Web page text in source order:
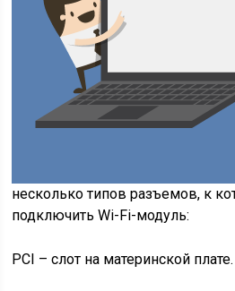
несколько типов разъемов, к
подключить Wi-Fi-модуль:
PCI – слот на материнской